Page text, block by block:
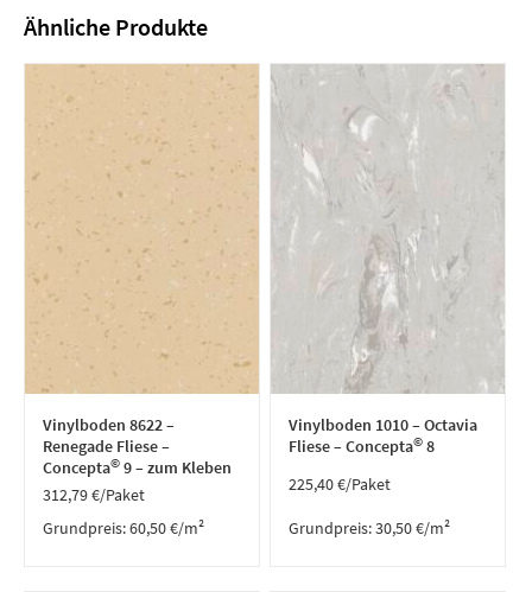
Ähnliche Produkte
Vinylboden 8622 –
Renegade Fliese –
Concepta© 9 – zum Kleben
312,79€/Paket
Grundpreis:60,50€/m²
Vinylboden 1010 – Octavia
Fliese – Concepta© 8
225,40€/Paket
Grundpreis:30,50€/m²